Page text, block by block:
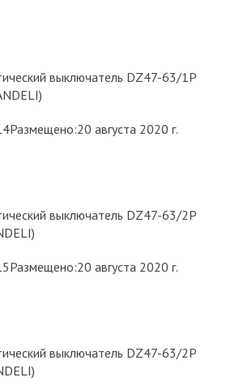
выключатель DZ47-63/1P
августа 2020 г.
выключатель DZ47-63/2P
августа 2020 г.
выключатель DZ47-63/2P